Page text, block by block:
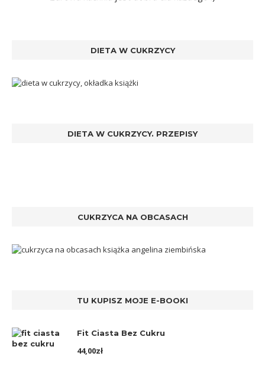
DIETA W CUKRZYCY
DIETA W CUKRZYCY. PRZEPISY
CUKRZYCA NA OBCASACH
TU KUPISZ MOJE E-BOOKI
Fit Ciasta Bez Cukru
44,00zł